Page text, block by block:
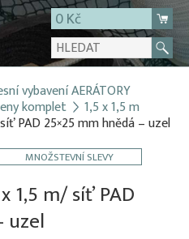
0 Kč
vybavení AERÁTORY
komplet 1,5 x 1,5 m
PAD 25×25 mm hnědá – uzel
MNOŽSTEVNÍ SLEVY
1,5 m/ síť PAD
uzel